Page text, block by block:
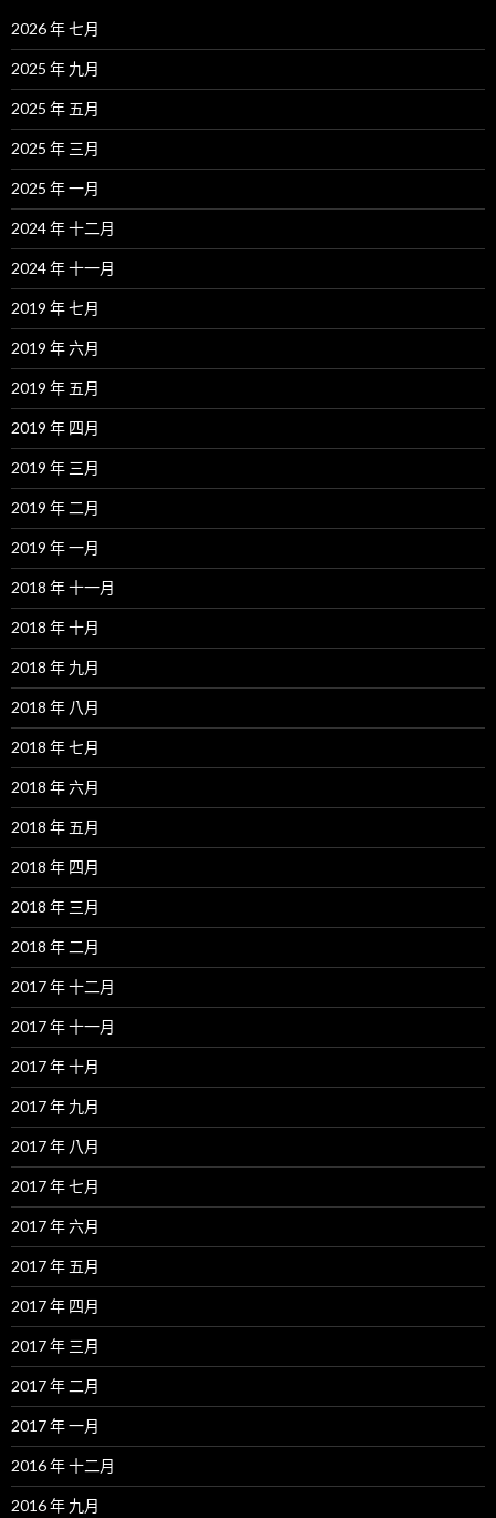
2026 年 七月
2025 年 九月
2025 年 五月
2025 年 三月
2025 年 一月
2024 年 十二月
2024 年 十一月
2019 年 七月
2019 年 六月
2019 年 五月
2019 年 四月
2019 年 三月
2019 年 二月
2019 年 一月
2018 年 十一月
2018 年 十月
2018 年 九月
2018 年 八月
2018 年 七月
2018 年 六月
2018 年 五月
2018 年 四月
2018 年 三月
2018 年 二月
2017 年 十二月
2017 年 十一月
2017 年 十月
2017 年 九月
2017 年 八月
2017 年 七月
2017 年 六月
2017 年 五月
2017 年 四月
2017 年 三月
2017 年 二月
2017 年 一月
2016 年 十二月
2016 年 九月